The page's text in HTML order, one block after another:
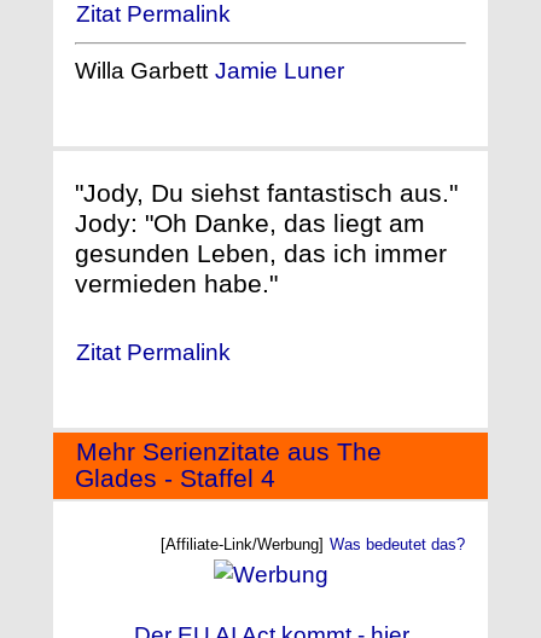
Zitat Permalink
Willa Garbett Jamie Luner
"Jody, Du siehst fantastisch aus."
Jody: "Oh Danke, das liegt am
gesunden Leben, das ich immer
vermieden habe."
Zitat Permalink
Mehr Serienzitate aus The
Glades - Staffel 4
[Affiliate-Link/Werbung] Was bedeutet das?